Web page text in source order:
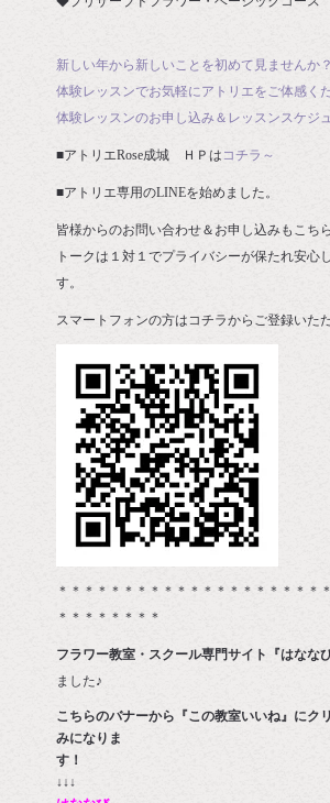
新しい年から新しいことを初めて見ませんか
体験レッスンでお気軽にアトリエをご体感く
体験レッスンのお申し込み＆レッスンスケジ
■アトリエRose成城 ＨＰは コチラ～
■アトリエ専用のLINEを始めました。
皆様からのお問い合わせ＆お申し込みもこち
トークは１対１でプライバシーが保たれ安心
す。
スマートフォンの方はコチラからご登録いただ
＊＊＊＊＊＊＊＊＊＊＊＊＊＊＊＊＊＊＊＊
＊＊＊＊＊＊＊＊
フラワー教室・スクール専門サイト『はななび
ました♪
こちらのバナーから『この教室いいね』にク
みになりま
↓↓↓